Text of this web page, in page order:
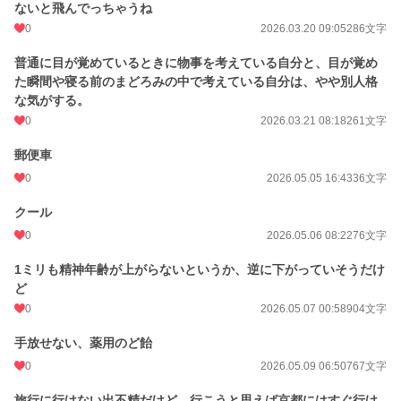
ないと飛んでっちゃうね
0 2026.03.20 09:05286文字
普通に目が覚めているときに物事を考えている自分と、目が覚め
た瞬間や寝る前のまどろみの中で考えている自分は、やや別人格
な気がする。
0 2026.03.21 08:18261文字
郵便車
0 2026.05.05 16:4336文字
クール
0 2026.05.06 08:2276文字
1ミリも精神年齢が上がらないというか、逆に下がっていそうだけ
ど
0 2026.05.07 00:58904文字
手放せない、薬用のど飴
0 2026.05.09 06:50767文字